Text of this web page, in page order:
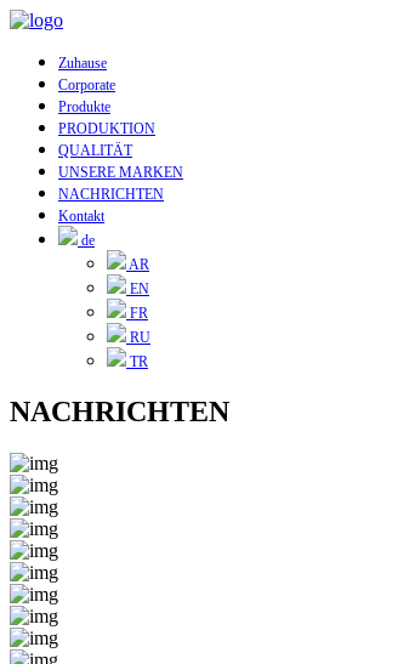
Zuhause
Corporate
Produkte
PRODUKTION
QUALITÄT
UNSERE MARKEN
NACHRICHTEN
Kontakt
de
AR
EN
FR
RU
TR
NACHRICHTEN